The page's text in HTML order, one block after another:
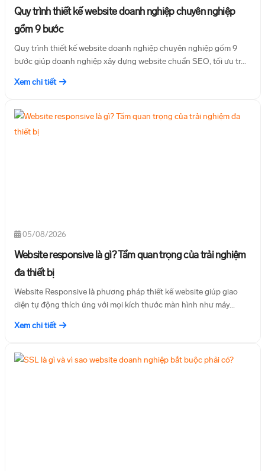
Quy trình thiết kế website doanh nghiệp chuyên nghiệp
gồm 9 bước
Quy trình thiết kế website doanh nghiệp chuyên nghiệp gồm 9
bước giúp doanh nghiệp xây dựng website chuẩn SEO, tối ưu tr...
Xem chi tiết
05/08/2026
Website responsive là gì? Tầm quan trọng của trải nghiệm
đa thiết bị
Website Responsive là phương pháp thiết kế website giúp giao
diện tự động thích ứng với mọi kích thước màn hình như máy...
Xem chi tiết